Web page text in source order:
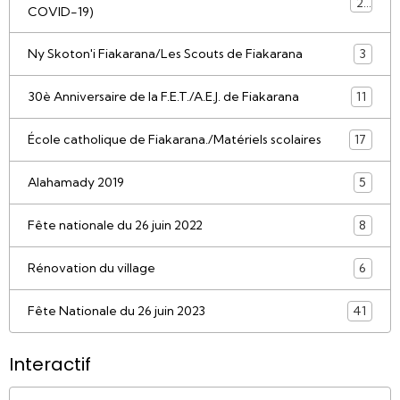
COVID-19)
Ny Skoton'i Fiakarana/Les Scouts de Fiakarana 3
30è Anniversaire de la F.E.T./A.E.J. de Fiakarana 11
École catholique de Fiakarana./Matériels scolaires 17
Alahamady 2019 5
Fête nationale du 26 juin 2022 8
Rénovation du village 6
Fête Nationale du 26 juin 2023 41
Interactif